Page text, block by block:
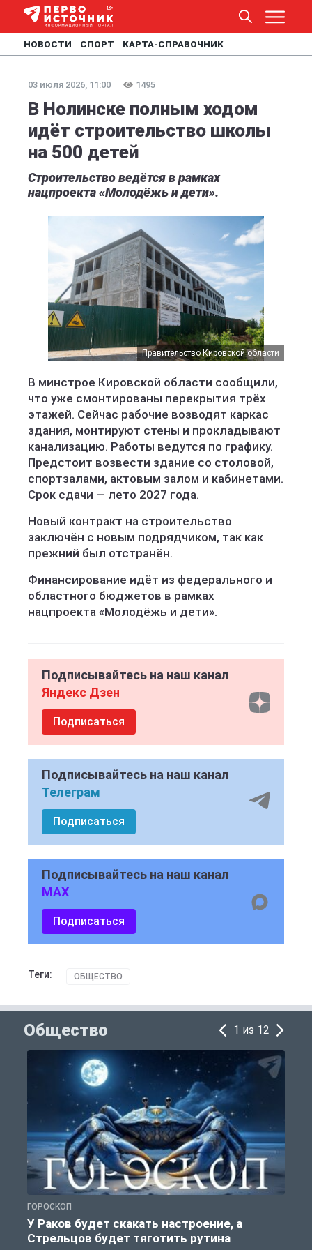
НОВОСТИ СПОРТ КАРТА-СПРАВОЧНИК
03 июля 2026, 11:00 1495
В Нолинске полным ходом
идёт строительство школы
на 500 детей
Строительство ведётся в рамках
нацпроекта «Молодёжь и дети».
Правительство Кировской области
В минстрое Кировской области сообщили,
что уже смонтированы перекрытия трёх
этажей. Сейчас рабочие возводят каркас
здания, монтируют стены и прокладывают
канализацию. Работы ведутся по графику.
Предстоит возвести здание со столовой,
спортзалами, актовым залом и кабинетами.
Срок сдачи — лето 2027 года.
Новый контракт на строительство
заключён с новым подрядчиком, так как
прежний был отстранён.
Финансирование идёт из федерального и
областного бюджетов в рамках
нацпроекта «Молодёжь и дети».
Подписывайтесь на наш канал
Яндекс Дзен
Подписаться
Подписывайтесь на наш канал
Телеграм
Подписаться
Подписывайтесь на наш канал
MAX
Подписаться
Теги: ОБЩЕСТВО
Общество 1 из 12
ГОРОСКОП
У Раков будет скакать настроение, а
Стрельцов будет тяготить рутина